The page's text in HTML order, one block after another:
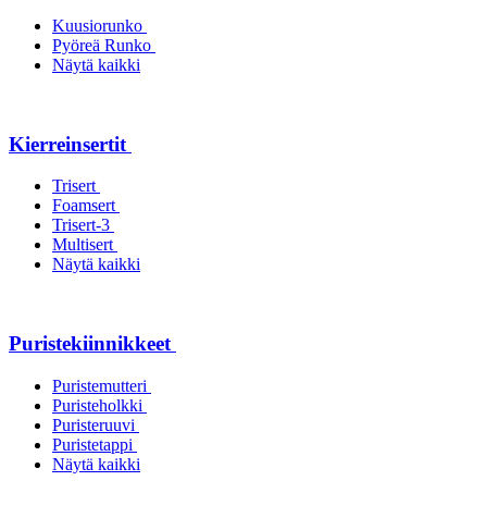
Kuusiorunko
Pyöreä Runko
Näytä kaikki
Kierreinsertit
Trisert
Foamsert
Trisert-3
Multisert
Näytä kaikki
Puristekiinnikkeet
Puristemutteri
Puristeholkki
Puristeruuvi
Puristetappi
Näytä kaikki